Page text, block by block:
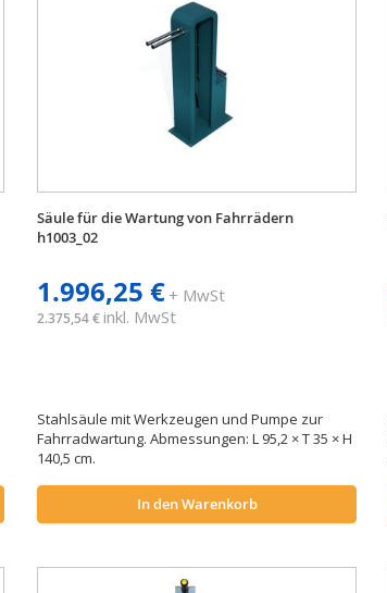
Säule für die Wartung von Fahrrädern
h1003_02
1.996,25 €+ MwSt
2.375,54 € inkl. MwSt
Stahlsäule mit Werkzeugen und Pumpe zur
Fahrradwartung. Abmessungen: L 95,2 × T 35 × H
140,5 cm.
In den Warenkorb